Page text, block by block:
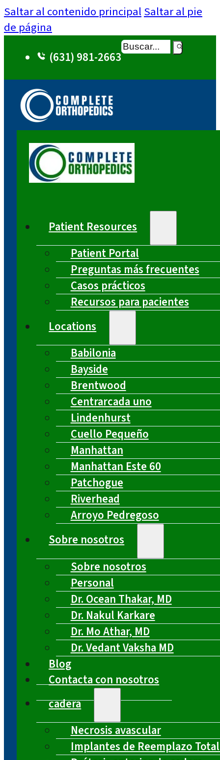
Saltar al contenido principal Saltar al pie
de página
(631) 981-2663
Buscar
Patient Resources
Patient Portal
Preguntas más frecuentes
Casos prácticos
Recursos para pacientes
Locations
Babilonia
Bayside
Brentwood
Centrarcada uno
Lindenhurst
Cuello Pequeño
Manhattan
Manhattan Este 60
Patchogue
Riverhead
Arroyo Pedregoso
Sobre nosotros
Sobre nosotros
Personal
Dr. Ocean Thakar, MD
Dr. Nakul Karkare
Dr. Mo Athar, MD
Dr. Vedant Vaksha MD
Blog
Contacta con nosotros
cadera
Necrosis avascular
Implantes de Reemplazo